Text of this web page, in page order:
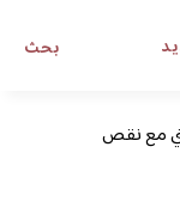
بحث
مع نقص